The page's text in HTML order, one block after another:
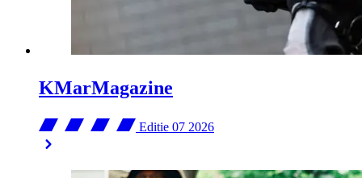
KMarMagazine
Editie 07 2026